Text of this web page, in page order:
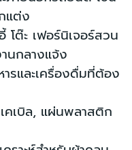
แต่ง
โต๊ะ เฟอร์นิเจอร์สวน
นกลางแจ้ง
รและเครื่องดื่มที่ต้อง
คเบิล, แผ่นพลาสติก